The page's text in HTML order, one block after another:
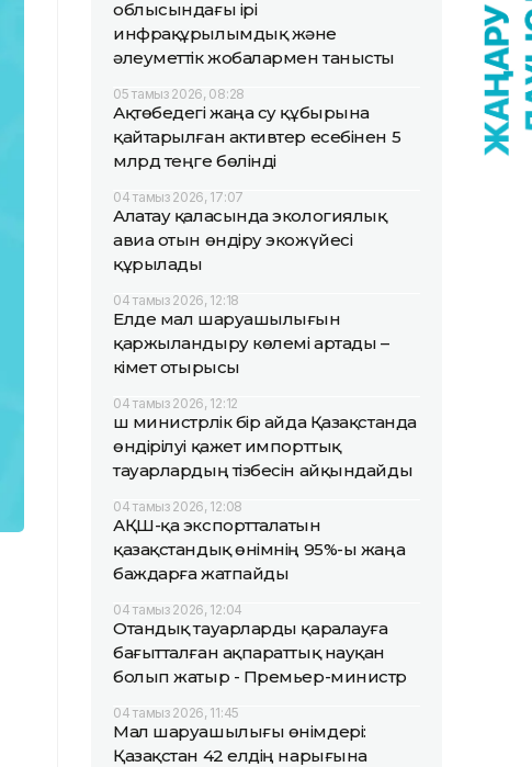
облысындағы ірі
инфрақұрылымдық және
әлеуметтік жобалармен танысты
05 тамыз 2026, 08:28
Ақтөбедегі жаңа су құбырына
қайтарылған активтер есебінен 5
млрд теңге бөлінді
04 тамыз 2026, 17:07
Алатау қаласында экологиялық
авиа отын өндіру экожүйесі
құрылады
04 тамыз 2026, 12:18
Елде мал шаруашылығын
қаржыландыру көлемі артады –
Үкімет отырысы
04 тамыз 2026, 12:12
Үш министрлік бір айда Қазақстанда
өндірілуі қажет импорттық
тауарлардың тізбесін айқындайды
04 тамыз 2026, 12:08
АҚШ-қа экспортталатын
қазақстандық өнімнің 95%-ы жаңа
баждарға жатпайды
04 тамыз 2026, 12:04
Отандық тауарларды қаралауға
бағытталған ақпараттық науқан
болып жатыр - Премьер-министр
04 тамыз 2026, 11:45
Мал шаруашылығы өнімдері:
Қазақстан 42 елдің нарығына